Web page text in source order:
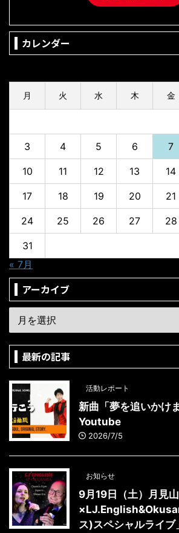
カレンダー
月 火 水 木 金
3 4 5 6 7
10 11 12 13 14
17 18 19 20 21
24 25 26 27 28
31
« 7月
アーカイブ
最新の記事
活動レポート
新曲「夢を追いかけ
Youtube
2026/7/5
お知らせ
9月19日（土）月見
ス)スペシャルライブ